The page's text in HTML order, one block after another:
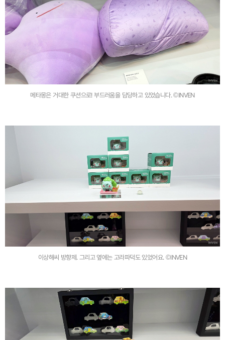
메타몽은 거대한 쿠션으로! 부드러움을 담당하고 있었습니다. ©INVEN
이상해씨 방향제. 그리고 옆에는 고라파덕도 있었어요. ©INVEN